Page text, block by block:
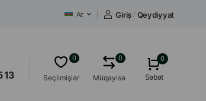
Az Giriş / Qeydiyyat
13 Seçilmişlər
0
Müqayisə
0 0
Səbət